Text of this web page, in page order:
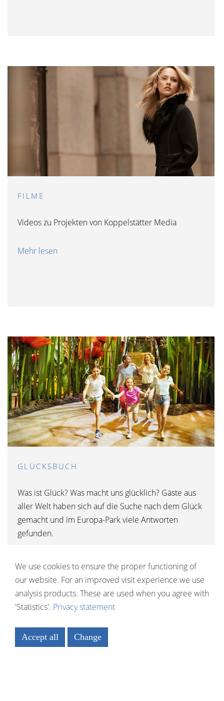
FILME
Videos zu Projekten von Koppelstätter Media
Mehr lesen
GLÜCKSBUCH
Was ist Glück? Was macht uns glücklich? Gäste aus
aller Welt haben sich auf die Suche nach dem Glück
gemacht und im Europa-Park viele Antworten
gefunden.
Mehr lesen
We use cookies to ensure the proper functioning of
our website. For an improved visit experience we use
analysis products. These are used when you agree with
'Statistics'. Privacy statement
Accept all
Change